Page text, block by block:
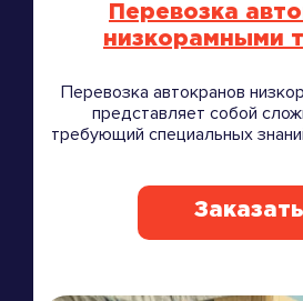
Перевозка
низкорамными
Перевозка автокранов
представляет собой
требующий специальных
Заказать